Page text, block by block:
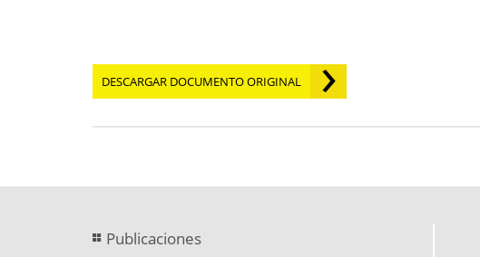
DESCARGAR DOCUMENTO ORIGINAL
Publicaciones